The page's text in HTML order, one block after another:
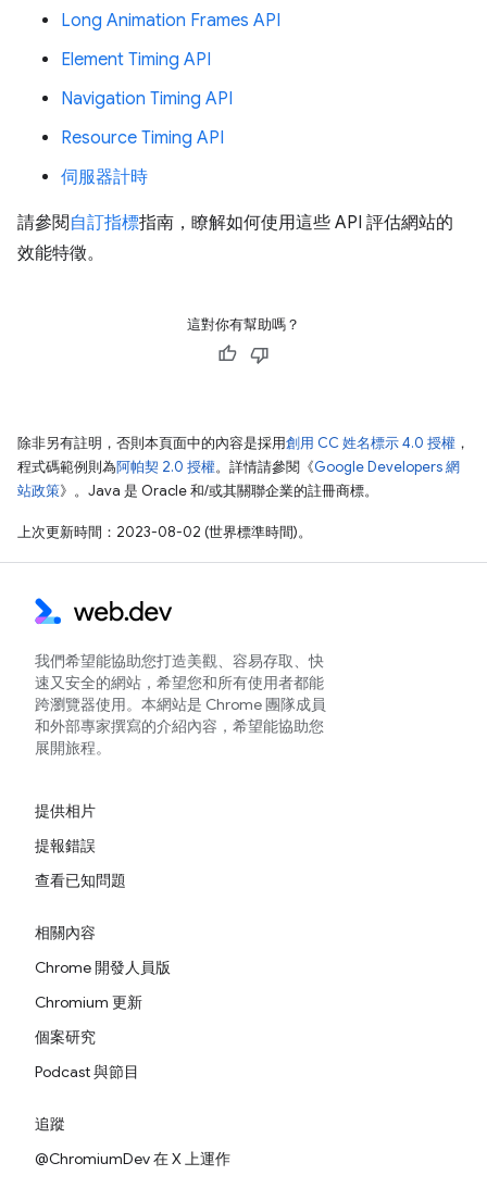
Long Animation Frames API
Element Timing API
Navigation Timing API
Resource Timing API
伺服器計時
請參閱 自訂指標指南，瞭解如何使用這些 API 評估網站的
效能特徵。
這對你有幫助嗎？
除非另有註明，否則本頁面中的內容是採用創用 CC 姓名標示 4.0 授權 ，
程式碼範例則為阿帕契 2.0 授權。詳情請參閱《Google Developers 網
站政策》。Java 是 Oracle 和/或其關聯企業的註冊商標。
上次更新時間：2023-08-02 (世界標準時間)。
我們希望能協助您打造美觀、容易存取、快
速又安全的網站，希望您和所有使用者都能
跨瀏覽器使用。本網站是 Chrome 團隊成員
和外部專家撰寫的介紹內容，希望能協助您
展開旅程。
提供相片
提報錯誤
查看已知問題
相關內容
Chrome 開發人員版
Chromium 更新
個案研究
Podcast 與節目
追蹤
@ChromiumDev 在 X 上運作